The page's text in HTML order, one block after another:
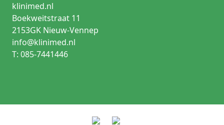
klinimed.nl
Boekweitstraat 11
2153GK Nieuw-Vennep
info@klinimed.nl
T: 085-7441446